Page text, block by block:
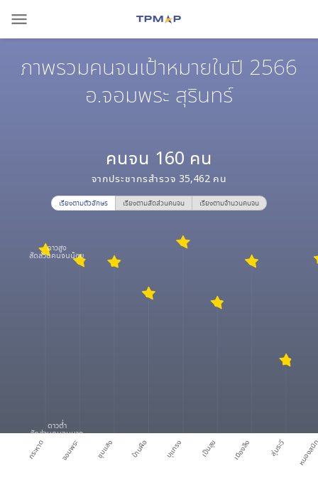
menu
ภาพรวมคนจนเป้าหมายในปี 2566
อ.จอมพระ สุรินทร์
คนจน 160 คน
จากประชากรสำรวจ 35,462 คน
เรียงตามตัวอักษร เรียงตามสัดส่วนคนจน เรียงตามจำนวนคนจน
กระหาด จอมพระ ชุมแสง บ้านผือ บุแกรง เป็นสุข เมืองลีง ลุ่มระวี หนอง
ดาวสูง
สัดส่วนคนจนน้อย
ดาวต่ำ
สัดส่วนคนจนมาก